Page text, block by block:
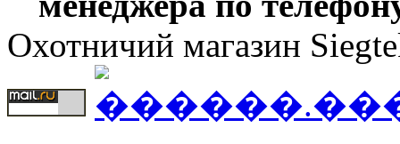
Охотничий магазин